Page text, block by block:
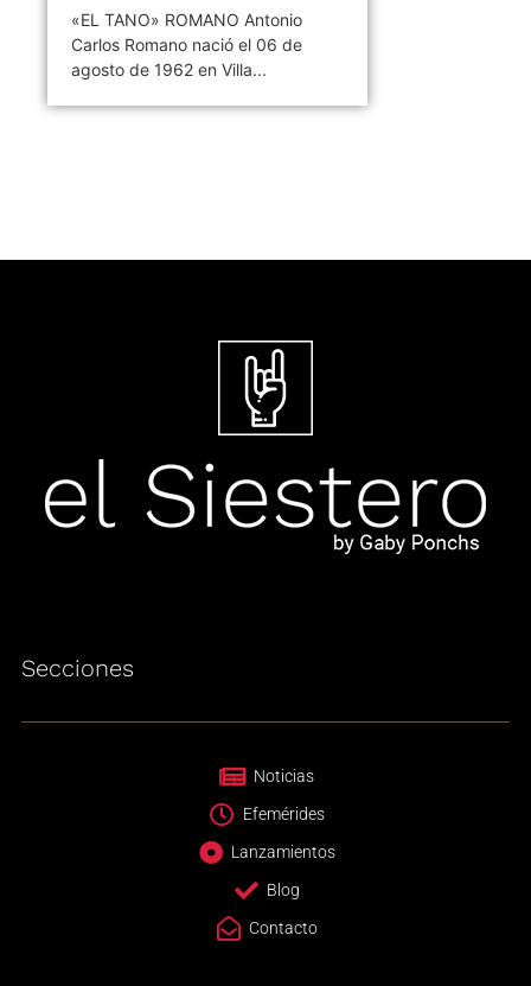
«EL TANO» ROMANO Antonio
Carlos Romano nació el 06 de
agosto de 1962 en Villa...
Secciones
Noticias
Efemérides
Lanzamientos
Blog
Contacto